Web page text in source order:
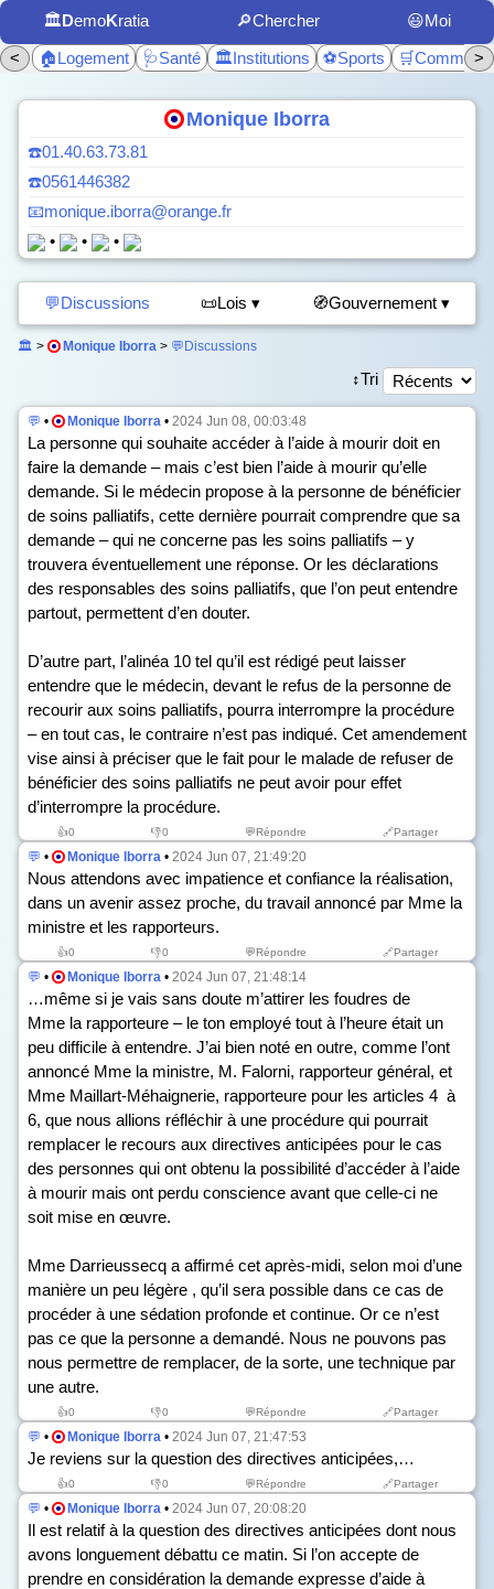
🏛️DemoKratia 🔎Chercher
😃Moi
<
🏠Logement 🩺Santé 🏛️Institutions ⚽Sports >
Monique Iborra
☎️01.40.63.73.81
☎️0561446382
📧monique.iborra@orange.fr
•
• •
💬Discussions 📜Lois ▾ 🧭Gouvernement ▾
🏛️ > Monique Iborra > 💬Discussions
↕️Tri
💬 • Monique Iborra • 2024 Jun 08, 00:03:48
La personne qui souhaite accéder à l’aide à mourir doit en
faire la demande – mais c’est bien l’aide à mourir qu’elle
demande. Si le médecin propose à la personne de bénéficier
de soins palliatifs, cette dernière pourrait comprendre que sa
demande – qui ne concerne pas les soins palliatifs – y
trouvera éventuellement une réponse. Or les déclarations
des responsables des soins palliatifs, que l’on peut entendre
partout, permettent d’en douter.
D’autre part, l’alinéa 10 tel qu’il est rédigé peut laisser
entendre que le médecin, devant le refus de la personne de
recourir aux soins palliatifs, pourra interrompre la procédure
– en tout cas, le contraire n’est pas indiqué. Cet amendement
vise ainsi à préciser que le fait pour le malade de refuser de
bénéficier des soins palliatifs ne peut avoir pour effet
d’interrompre la procédure.
👍0 👎0 💬Répondre 🔗Partager
💬 • Monique Iborra • 2024 Jun 07, 21:49:20
Nous attendons avec impatience et confiance la réalisation,
dans un avenir assez proche, du travail annoncé par Mme la
ministre et les rapporteurs.
👍0 👎0 💬Répondre 🔗Partager
💬 • Monique Iborra • 2024 Jun 07, 21:48:14
…même si je vais sans doute m’attirer les foudres de
Mme la rapporteure – le ton employé tout à l’heure était un
peu difficile à entendre. J’ai bien noté en outre, comme l’ont
annoncé Mme la ministre, M. Falorni, rapporteur général, et
Mme Maillart-Méhaignerie, rapporteure pour les articles 4 à
6, que nous allions réfléchir à une procédure qui pourrait
remplacer le recours aux directives anticipées pour le cas
des personnes qui ont obtenu la possibilité d’accéder à l’aide
à mourir mais ont perdu conscience avant que celle-ci ne
soit mise en œuvre.
Mme Darrieussecq a affirmé cet après-midi, selon moi d’une
manière un peu légère , qu’il sera possible dans ce cas de
procéder à une sédation profonde et continue. Or ce n’est
pas ce que la personne a demandé. Nous ne pouvons pas
nous permettre de remplacer, de la sorte, une technique par
une autre.
👍0 👎0 💬Répondre 🔗Partager
💬 • Monique Iborra • 2024 Jun 07, 21:47:53
Je reviens sur la question des directives anticipées,…
👍0 👎0 💬Répondre 🔗Partager
💬 • Monique Iborra • 2024 Jun 07, 20:08:20
Il est relatif à la question des directives anticipées dont nous
avons longuement débattu ce matin. Si l’on accepte de
prendre en considération la demande expresse d’aide à